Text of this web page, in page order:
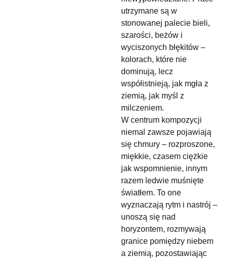
utrzymane są w
stonowanej palecie bieli,
szarości, beżów i
wyciszonych błękitów –
kolorach, które nie
dominują, lecz
współistnieją, jak mgła z
ziemią, jak myśl z
milczeniem.
W centrum kompozycji
niemal zawsze pojawiają
się chmury – rozproszone,
miękkie, czasem ciężkie
jak wspomnienie, innym
razem ledwie muśnięte
światłem. To one
wyznaczają rytm i nastrój –
unoszą się nad
horyzontem, rozmywają
granice pomiędzy niebem
a ziemią, pozostawiając